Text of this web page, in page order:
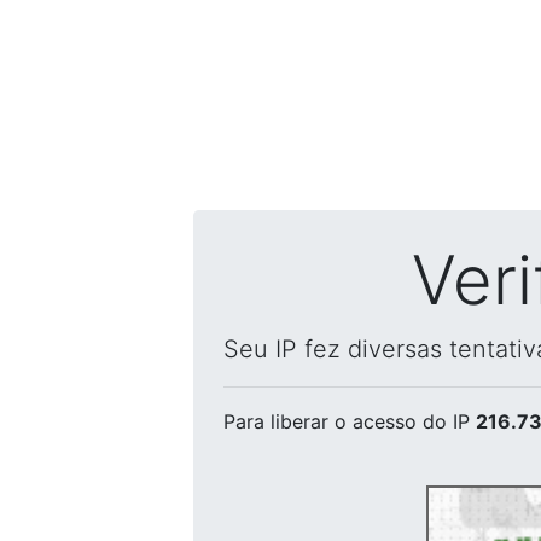
Seu IP fez diversas
Para liberar o acesso do IP